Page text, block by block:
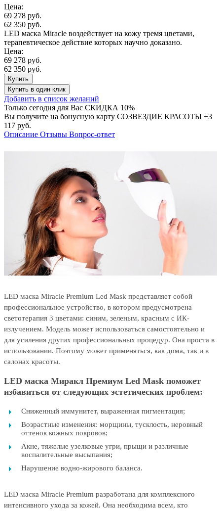
Цена:
69 278 руб.
62 350 руб.
LED маска Miracle воздействует на кожу тремя цветами,
терапевтическое действие которых научно доказано.
Цена:
69 278 руб.
62 350 руб.
Купить
Купить в один клик
Добавить в список желаний
Только сегодня для Вас СКИДКА 10%
Вы получите на бонусную карту СОЗВЕЗДИЕ КРАСОТЫ +3
117 руб.
Описание Отзывы Вопрос-ответ
LED маска Miracle Premium Led Mask представляет собой
профессиональное устройство, в котором предусмотрена
светотерапия 3 цветами: синим, зеленым, красным с ИК-
излучением. Модель может использоваться самостоятельно и
для усиления других профессиональных процедур. Она проста в
использовании. Поэтому может применяться, как дома, так и в
салонах красоты.
LED маска Миракл Премиум Led Mask поможет
избавиться от следующих эстетических проблем:
Сниженный иммунитет, выраженная пигментация;
Возрастные изменения: морщины, тусклость, неровный
оттенок кожных покровов;
Акне, тяжелые узелковые угри, прыщи и различные
воспалительные высыпания;
Нарушение водно-жирового баланса.
LED маска Miracle Premium разработана для комплексного
интенсивного ухода за кожей. Она необходима всем, кто